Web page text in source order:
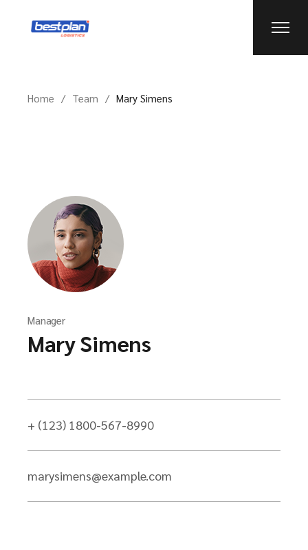
Home Team Mary Simens
Manager
Mary Simens
+ (123) 1800-567-8990
marysimens@example.com